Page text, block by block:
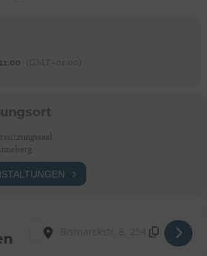
21:00
Address - 1. Pinneberger Rathauskonzert
Destination Address - 1.